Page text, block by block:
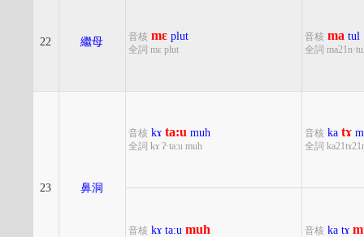
22 繼母 音核 mɛ plut
全詞 mɛ plut
音核 ma tul
全詞
23 鼻洞
音核 kɤ ta:u muh
全詞 kɤ ʔ·ta:u muh
音核 ka tɤ
全詞
音核 kɤ ta:u muh 音核 ka tɤ